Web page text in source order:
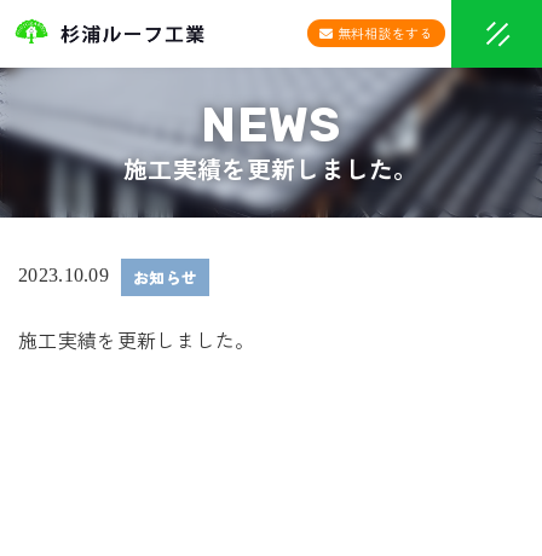
無料相談をする
施工実績を更新しました。
2023.10.09 お知らせ
施工実績を更新しました。